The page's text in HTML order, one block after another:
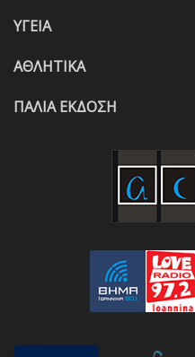
ΥΓΕΙΑ
ΑΘΛΗΤΙΚΑ
ΠΑΛΙΑ ΕΚΔΟΣΗ